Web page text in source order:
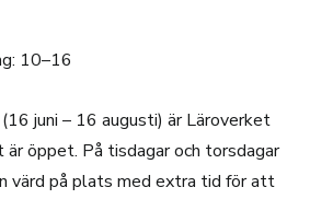
10–16
juni – 16 augusti) är Läroverket
öppet. På tisdagar och torsdagar
värd på plats med extra tid för att